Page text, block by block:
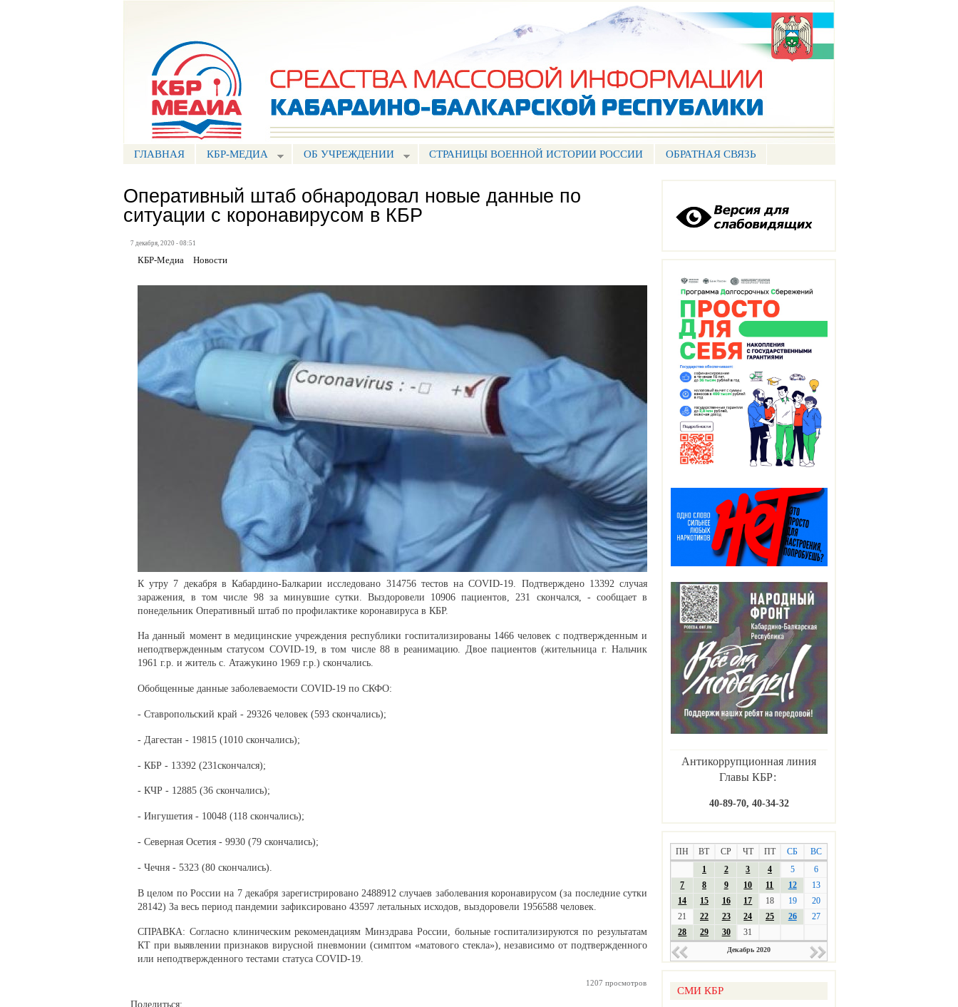
ГЛАВНАЯ КБР-МЕДИА ОБ УЧРЕЖДЕНИИ СТРАНИЦЫ ВОЕННОЙ ИСТОРИИ РОССИИ ОБРАТНАЯ СВЯЗЬ
Антикоррупционная линия
Главы КБР:
40-89-70, 40-34-32
ПН ВТ СР ЧТ ПТ СБ
ВС
1
2 3 4 5
6
7
8 9 10 11 12
13
14
15 16 17 18 19
20
21
22 23 24 25 26
27
28
29 30 31
Декабрь 2020
СМИ КБР
Оперативный штаб обнародовал новые данные по
ситуации с коронавирусом в КБР
7 декабря, 2020 - 08:51
КБР-Медиа Новости
К утру 7 декабря в Кабардино-Балкарии исследовано 314756 тестов на COVID-19. Подтверждено 13392 случая
заражения, в том числе 98 за минувшие сутки. Выздоровели 10906 пациентов, 231 скончался, - сообщает в
понедельник Оперативный штаб по профилактике коронавируса в КБР.
На данный момент в медицинские учреждения республики госпитализированы 1466 человек с подтвержденным и
неподтвержденным статусом COVID-19, в том числе 88 в реанимацию. Двое пациентов (жительница г. Нальчик
1961 г.р. и житель с. Атажукино 1969 г.р.) скончались.
Обобщенные данные заболеваемости COVID-19 по СКФО:
- Ставропольский край - 29326 человек (593 скончались);
- Дагестан - 19815 (1010 скончались);
- КБР - 13392 (231скончался);
- КЧР - 12885 (36 скончались);
- Ингушетия - 10048 (118 скончались);
- Северная Осетия - 9930 (79 скончались);
- Чечня - 5323 (80 скончались).
В целом по России на 7 декабря зарегистрировано 2488912 случаев заболевания коронавирусом (за последние сутки
28142) За весь период пандемии зафиксировано 43597 летальных исходов, выздоровели 1956588 человек.
СПРАВКА: Согласно клиническим рекомендациям Минздрава России, больные госпитализируются по результатам
КТ при выявлении признаков вирусной пневмонии (симптом «матового стекла»), независимо от подтвержденного
или неподтвержденного тестами статуса COVID-19.
1207 просмотров
Поделиться: